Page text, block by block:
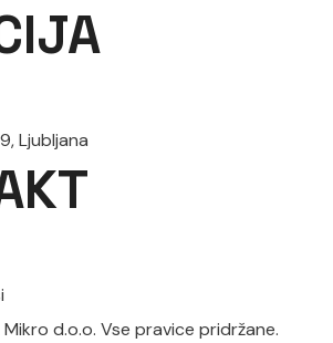
Ljubljana
d.o.o. Vse pravice pridržane.